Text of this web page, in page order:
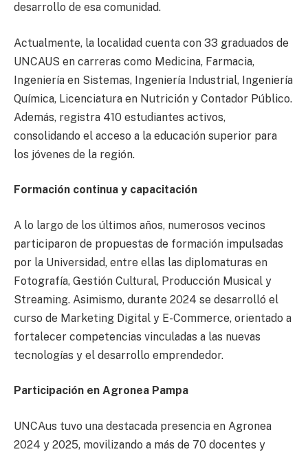
desarrollo de esa comunidad.
Actualmente, la localidad cuenta con 33 graduados de
UNCAUS en carreras como Medicina, Farmacia,
Ingeniería en Sistemas, Ingeniería Industrial, Ingeniería
Química, Licenciatura en Nutrición y Contador Público.
Además, registra 410 estudiantes activos,
consolidando el acceso a la educación superior para
los jóvenes de la región.
Formación continua y capacitación
A lo largo de los últimos años, numerosos vecinos
participaron de propuestas de formación impulsadas
por la Universidad, entre ellas las diplomaturas en
Fotografía, Gestión Cultural, Producción Musical y
Streaming. Asimismo, durante 2024 se desarrolló el
curso de Marketing Digital y E-Commerce, orientado a
fortalecer competencias vinculadas a las nuevas
tecnologías y el desarrollo emprendedor.
Participación en Agronea Pampa
UNCAus tuvo una destacada presencia en Agronea
2024 y 2025, movilizando a más de 70 docentes y